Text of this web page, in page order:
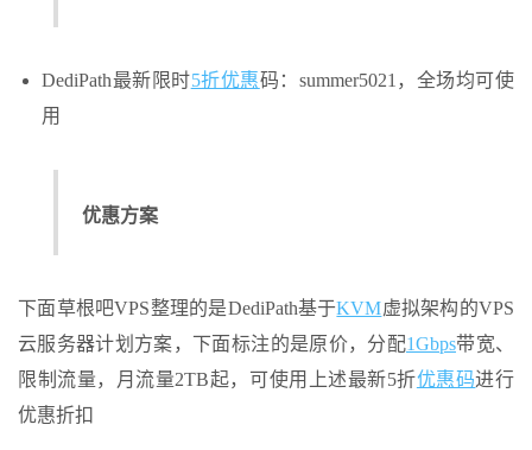
DediPath最新限时5折优惠码：summer5021，全场均可使
用
优惠方案
下面草根吧VPS整理的是DediPath基于KVM虚拟架构的VPS
云服务器计划方案，下面标注的是原价，分配1Gbps带宽、
限制流量，月流量2TB起，可使用上述最新5折优惠码进行
优惠折扣